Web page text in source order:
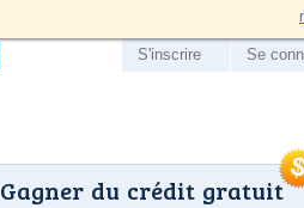
Gagner du crédit gratuit
S'inscrire Se